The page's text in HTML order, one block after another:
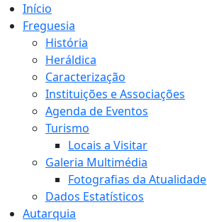
Início
Freguesia
História
Heráldica
Caracterização
Instituições e Associações
Agenda de Eventos
Turismo
Locais a Visitar
Galeria Multimédia
Fotografias da Atualidade
Dados Estatísticos
Autarquia